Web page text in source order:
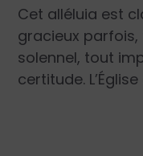
Cet alléluia est
gracieux
solennel, tout
certitude.